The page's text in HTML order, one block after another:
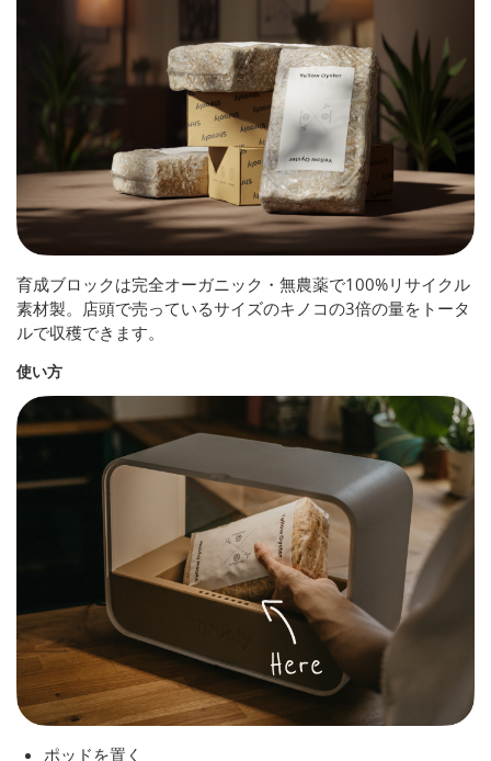
育成ブロックは完全オーガニック・無農薬で100%リサイクル
素材製。店頭で売っているサイズのキノコの3倍の量をトータ
ルで収穫できます。
使い方
ポッドを置く